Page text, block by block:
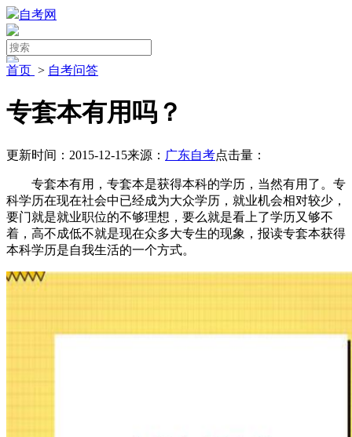
自考网
首页 > 自考问答
专套本有用吗？
更新时间：2015-12-15来源： 广东自考点击量：
专套本有用，专套本是获得本科的学历，当然有用了。专
科学历在现在社会中已经成为大众学历，就业机会相对较少，
要门就是就业职位的不够理想，要么就是看上了学历又够不
着，高不成低不就是现在众多大专生的现象，报读专套本获得
本科学历是自我生活的一个方式。